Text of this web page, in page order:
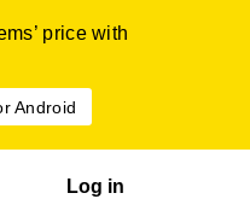
price with
Android
Log in